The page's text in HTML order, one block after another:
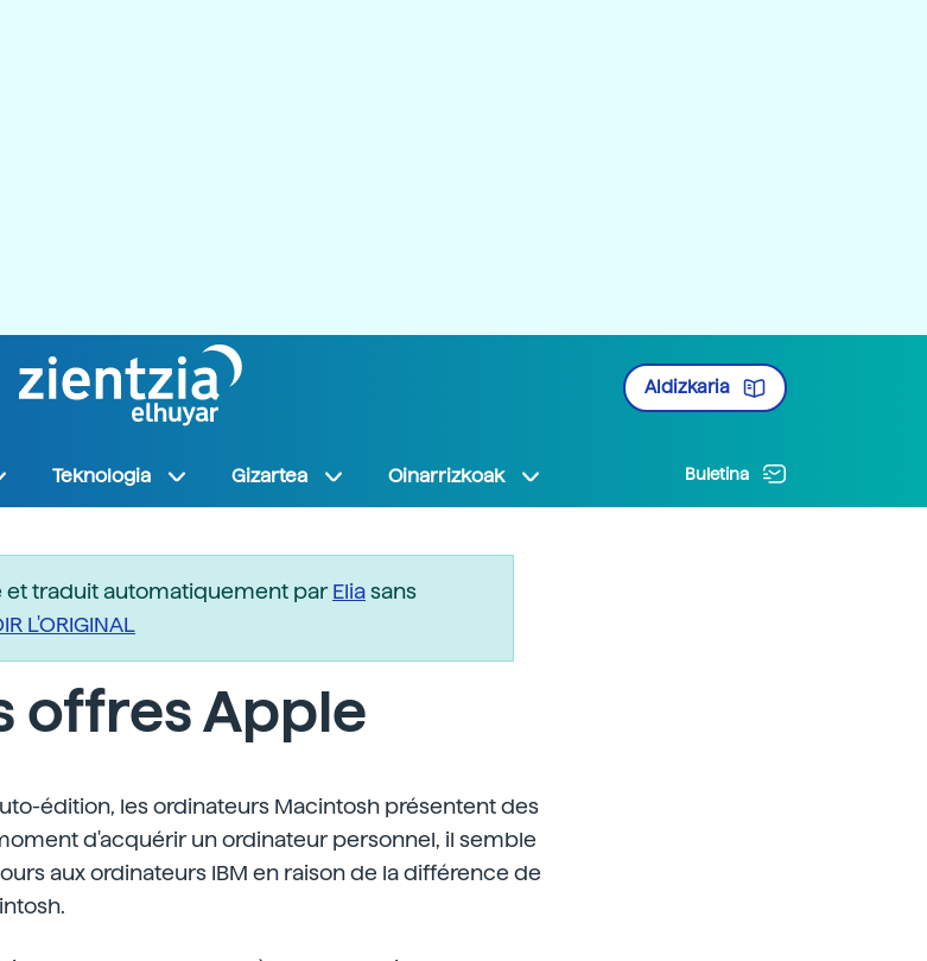
Aldizkaria
Teknologia Gizartea Oinarrizkoak Buletina
et traduit automatiquement parEliasans
L'ORIGINAL
offres Apple
édition, les ordinateurs Macintosh présentent des
d'acquérir un ordinateur personnel, il semble
aux ordinateurs IBM en raison de la différence de